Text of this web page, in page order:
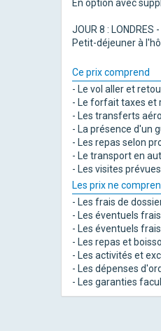
En option avec
JOUR 8 : LONDRES
Petit-déjeuner à
Ce prix comprend
- Le vol aller et
- Le forfait taxes et
- Les transferts
- La présence d'un
- Les repas selon
- Le transport en
- Les visites
Les prix ne
- Les frais de
- Les éventuels
- Les éventuels
- Les repas et
- Les activités et
- Les dépenses
- Les garanties